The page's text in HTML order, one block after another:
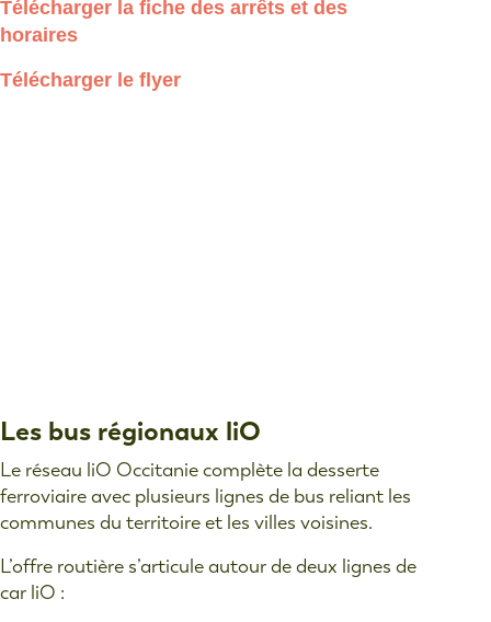
Télécharger la fiche des arrêts et des
horaires
Télécharger le flyer
Les bus régionaux liO
Le réseau liO Occitanie complète la desserte
ferroviaire avec plusieurs lignes de bus reliant les
communes du territoire et les villes voisines.
L’offre routière s’articule autour de deux lignes de
car liO :